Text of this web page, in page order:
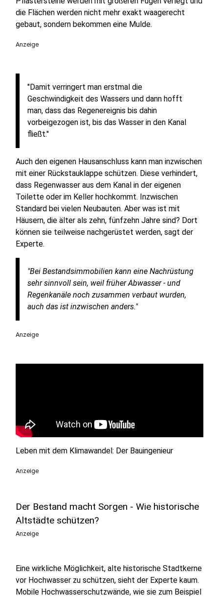
die Flächen werden nicht mehr exakt waagerecht
gebaut, sondern bekommen eine Mulde.
Anzeige
"Damit verringert man erstmal die
Geschwindigkeit des Wassers und dann hofft
man, dass das Regenereignis bis dahin
vorbeigezogen ist, bis das Wasser in den Kanal
fließt."
Auch den eigenen Hausanschluss kann man inzwischen
mit einer Rückstauklappe schützen. Diese verhindert,
dass Regenwasser aus dem Kanal in der eigenen
Toilette oder im Keller hochkommt. Inzwischen
Standard bei vielen Neubauten. Aber was ist mit
Häusern, die älter als zehn, fünfzehn Jahre sind? Dort
können sie teilweise nachgerüstet werden, sagt der
Experte.
"Bei Bestandsimmobilien kann eine Nachrüstung
sehr sinnvoll sein, weil früher Abwasser - und
Regenkanäle noch zusammen verbaut wurden,
auch das ist inzwischen anders."
Anzeige
Leben mit dem Klimawandel: Der Bauingenieur
Anzeige
Der Bestand macht Sorgen - Wie historische
Altstädte schützen?
Anzeige
Eine wirkliche Möglichkeit, alte historische Stadtkerne
vor Hochwasser zu schützen, sieht der Experte kaum.
Mobile Hochwasserschutzwände, wie sie zum Beispiel